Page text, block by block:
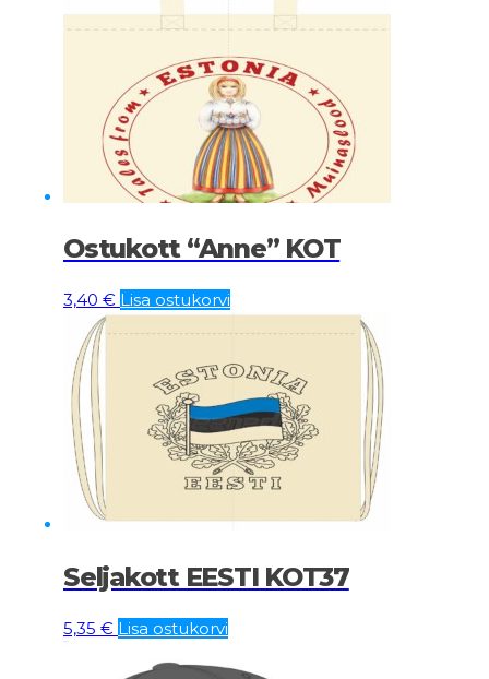
Ostukott “Anne” KOT
3,40 € Lisa ostukorvi
Seljakott EESTI KOT37
5,35 € Lisa ostukorvi